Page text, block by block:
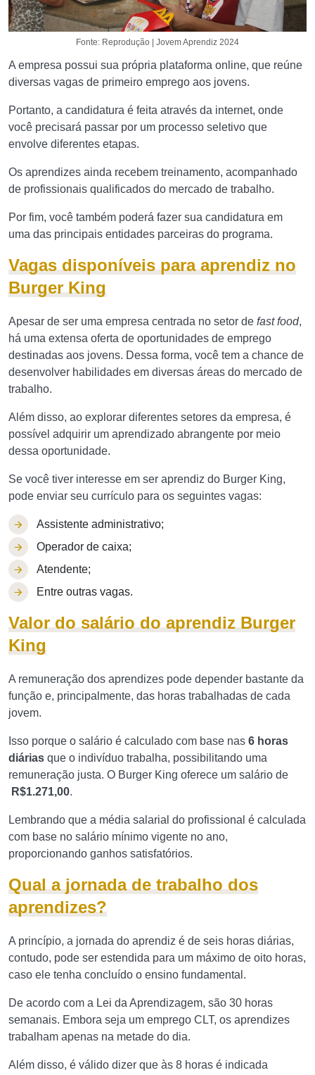
Fonte: Reprodução | Jovem Aprendiz 2024
A empresa possui sua própria plataforma online, que reúne
diversas vagas de primeiro emprego aos jovens.
Portanto, a candidatura é feita através da internet, onde
você precisará passar por um processo seletivo que
envolve diferentes etapas.
Os aprendizes ainda recebem treinamento, acompanhado
de profissionais qualificados do mercado de trabalho.
Por fim, você também poderá fazer sua candidatura em
uma das principais entidades parceiras do programa.
Vagas disponíveis para aprendiz no
Burger King
Apesar de ser uma empresa centrada no setor de fast food,
há uma extensa oferta de oportunidades de emprego
destinadas aos jovens. Dessa forma, você tem a chance de
desenvolver habilidades em diversas áreas do mercado de
trabalho.
Além disso, ao explorar diferentes setores da empresa, é
possível adquirir um aprendizado abrangente por meio
dessa oportunidade.
Se você tiver interesse em ser aprendiz do Burger King,
pode enviar seu currículo para os seguintes vagas:
Assistente administrativo;
Operador de caixa;
Atendente;
Entre outras vagas.
Valor do salário do aprendiz Burger
King
A remuneração dos aprendizes pode depender bastante da
função e, principalmente, das horas trabalhadas de cada
jovem.
Isso porque o salário é calculado com base nas 6 horas
diárias que o indivíduo trabalha, possibilitando uma
remuneração justa. O Burger King oferece um salário de
R$1.271,00.
Lembrando que a média salarial do profissional é calculada
com base no salário mínimo vigente no ano,
proporcionando ganhos satisfatórios.
Qual a jornada de trabalho dos
aprendizes?
A princípio, a jornada do aprendiz é de seis horas diárias,
contudo, pode ser estendida para um máximo de oito horas,
caso ele tenha concluído o ensino fundamental.
De acordo com a Lei da Aprendizagem, são 30 horas
semanais. Embora seja um emprego CLT, os aprendizes
trabalham apenas na metade do dia.
Além disso, é válido dizer que às 8 horas é indicada